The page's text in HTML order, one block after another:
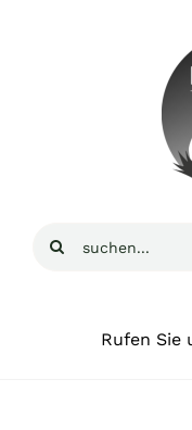
Suche
Rufen Sie